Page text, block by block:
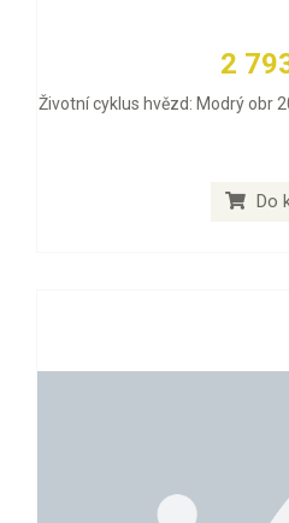
2
Životní cyklus hvězd: Modrý obr
Do